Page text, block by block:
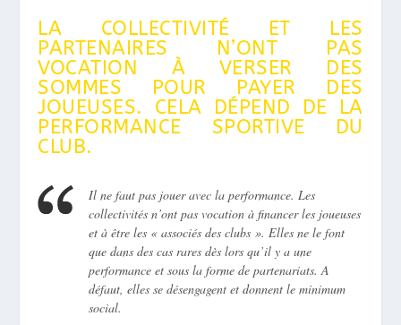
LA COLLECTIVITÉ ET LES
PARTENAIRES N’ONT PAS
VOCATION À VERSER DES
SOMMES POUR PAYER DES
JOUEUSES. CELA DÉPEND DE LA
PERFORMANCE SPORTIVE DU
CLUB.
Il ne faut pas jouer avec la performance. Les
collectivités n’ont pas vocation à financer les joueuses
et à être les « associés des clubs ». Elles ne le font
que dans des cas rares dès lors qu’il y a une
performance et sous la forme de partenariats. A
défaut, elles se désengagent et donnent le minimum
social.